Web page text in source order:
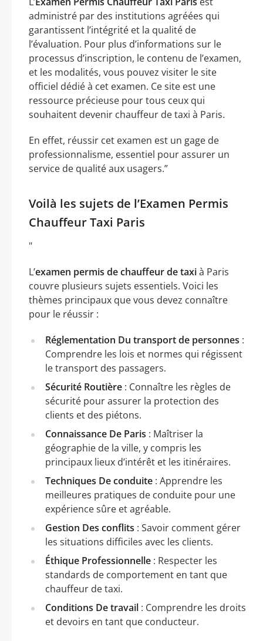
administré par des institutions agréées qui
garantissent l’intégrité et la qualité de
l’évaluation. Pour plus d’informations sur le
processus d’inscription, le contenu de l’examen,
et les modalités, vous pouvez visiter le site
officiel dédié à cet examen. Ce site est une
ressource précieuse pour tous ceux qui
souhaitent devenir chauffeur de taxi à Paris.
En effet, réussir cet examen est un gage de
professionnalisme, essentiel pour assurer un
service de qualité aux usagers.”
Voilà les sujets de l’Examen Permis
Chauffeur Taxi Paris
"
L’examen permis de chauffeur de taxià Paris
couvre plusieurs sujets essentiels. Voici les
thèmes principaux que vous devez connaître
pour le réussir :
Réglementation Du transport de personnes :
Comprendre les lois et normes qui régissent
le transport des passagers.
Sécurité Routière : Connaître les règles de
sécurité pour assurer la protection des
clients et des piétons.
Connaissance De Paris : Maîtriser la
géographie de la ville, y compris les
principaux lieux d’intérêt et les itinéraires.
Techniques De conduite : Apprendre les
meilleures pratiques de conduite pour une
expérience sûre et agréable.
Gestion Des conflits : Savoir comment gérer
les situations difficiles avec les clients.
Éthique Professionnelle : Respecter les
standards de comportement en tant que
chauffeur de taxi.
Conditions De travail : Comprendre les droits
et devoirs en tant que conducteur.